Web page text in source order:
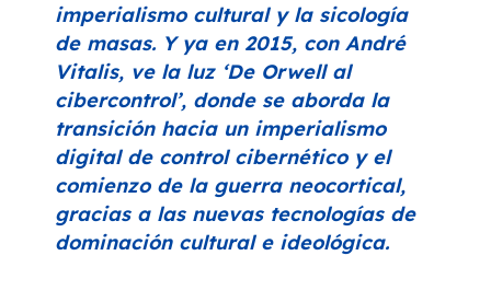
imperialismo cultural y la sicología
de masas. Y ya en 2015, con André
Vitalis, ve la luz ‘De Orwell al
cibercontrol’, donde se aborda la
transición hacia un imperialismo
digital de control cibernético y el
comienzo de la guerra neocortical,
gracias a las nuevas tecnologías de
dominación cultural e ideológica.